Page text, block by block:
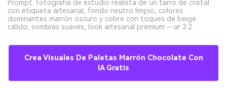
Prompt: fotografía de estudio realista de un tarro de cristal
con etiqueta artesanal, fondo neutro limpio, colores
dominantes marrón oscuro y cobre con toques de beige
cálido, sombras suaves, look artesanal premium --ar 3:2
Crea Visuales De Paletas Marrón Chocolate Con
IA Gratis